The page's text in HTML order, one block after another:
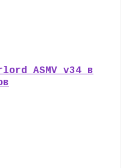
ASMV v34 в